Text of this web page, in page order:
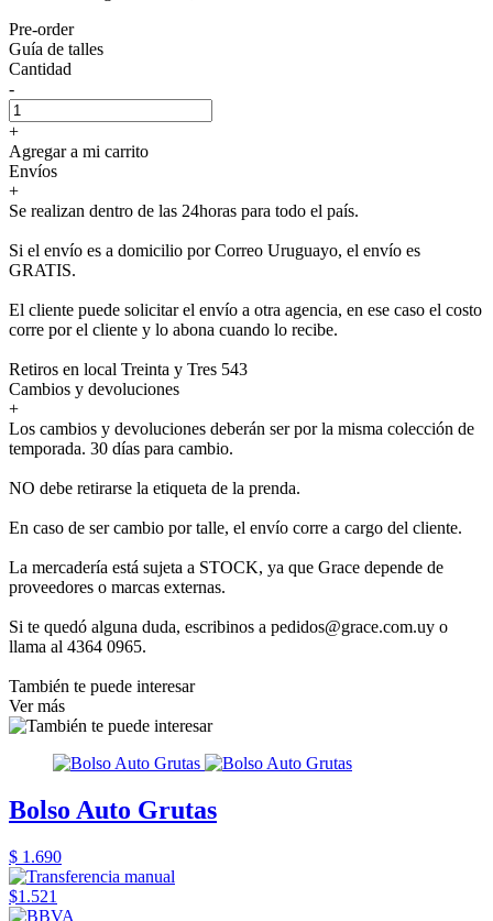
Pre-order
Guía de talles
Cantidad
-
+
Agregar a mi carrito
Envíos
+
Se realizan dentro de las 24horas para todo el país.
Si el envío es a domicilio por Correo Uruguayo, el envío es
GRATIS.
El cliente puede solicitar el envío a otra agencia, en ese caso el costo
corre por el cliente y lo abona cuando lo recibe.
Retiros en local Treinta y Tres 543
Cambios y devoluciones
+
Los cambios y devoluciones deberán ser por la misma colección de
temporada. 30 días para cambio.
NO debe retirarse la etiqueta de la prenda.
En caso de ser cambio por talle, el envío corre a cargo del cliente.
La mercadería está sujeta a STOCK, ya que Grace depende de
proveedores o marcas externas.
Si te quedó alguna duda, escribinos a pedidos@grace.com.uy o
llama al 4364 0965.
También te puede interesar
Ver más
Bolso Auto Grutas
$ 1.690
$1.521